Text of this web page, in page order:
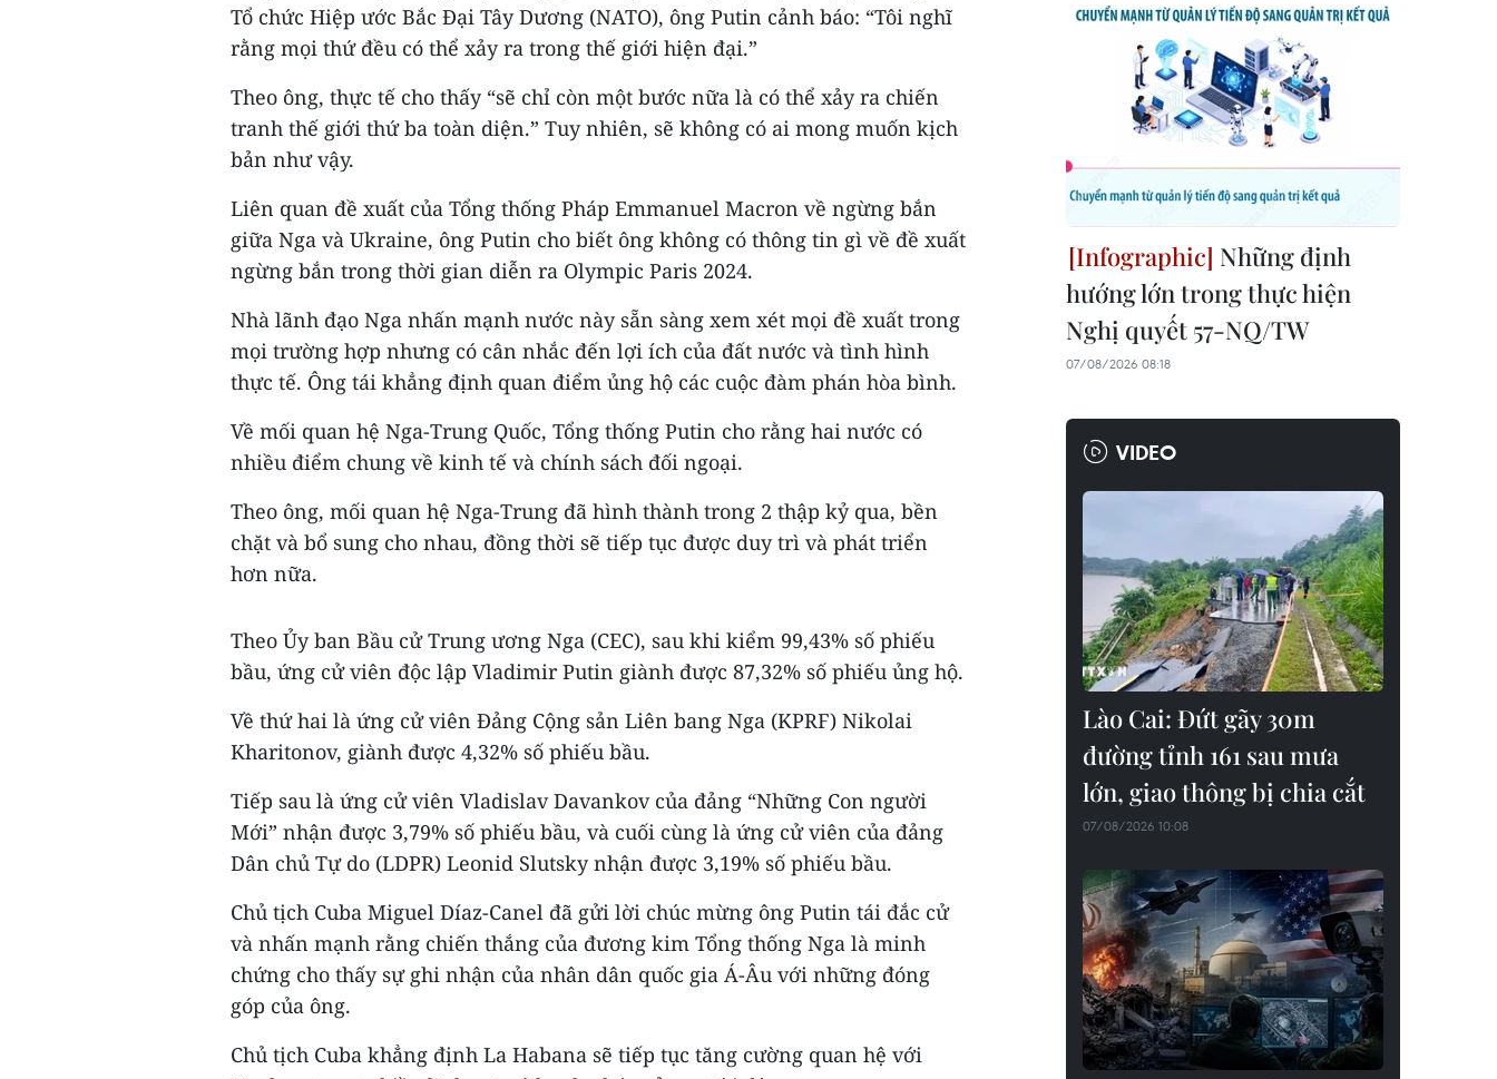
Tổ chức Hiệp ước Bắc Đại Tây Dương (NATO), ông Putin cảnh báo: “Tôi nghĩ
rằng mọi thứ đều có thể xảy ra trong thế giới hiện đại.”
Theo ông, thực tế cho thấy “sẽ chỉ còn một bước nữa là có thể xảy ra chiến
tranh thế giới thứ ba toàn diện.” Tuy nhiên, sẽ không có ai mong muốn kịch
bản như vậy.
Liên quan đề xuất của Tổng thống Pháp Emmanuel Macron về ngừng bắn
giữa Nga và Ukraine, ông Putin cho biết ông không có thông tin gì về đề xuất
ngừng bắn trong thời gian diễn ra Olympic Paris 2024.
Nhà lãnh đạo Nga nhấn mạnh nước này sẵn sàng xem xét mọi đề xuất trong
mọi trường hợp nhưng có cân nhắc đến lợi ích của đất nước và tình hình
thực tế. Ông tái khẳng định quan điểm ủng hộ các cuộc đàm phán hòa bình.
Về mối quan hệ Nga-Trung Quốc, Tổng thống Putin cho rằng hai nước có
nhiều điểm chung về kinh tế và chính sách đối ngoại.
Theo ông, mối quan hệ Nga-Trung đã hình thành trong 2 thập kỷ qua, bền
chặt và bổ sung cho nhau, đồng thời sẽ tiếp tục được duy trì và phát triển
hơn nữa.
Theo Ủy ban Bầu cử Trung ương Nga (CEC), sau khi kiểm 99,43% số phiếu
bầu, ứng cử viên độc lập Vladimir Putin giành được 87,32% số phiếu ủng hộ.
Về thứ hai là ứng cử viên Đảng Cộng sản Liên bang Nga (KPRF) Nikolai
Kharitonov, giành được 4,32% số phiếu bầu.
Tiếp sau là ứng cử viên Vladislav Davankov của đảng “Những Con người
Mới” nhận được 3,79% số phiếu bầu, và cuối cùng là ứng cử viên của đảng
Dân chủ Tự do (LDPR) Leonid Slutsky nhận được 3,19% số phiếu bầu.
Chủ tịch Cuba Miguel Díaz-Canel đã gửi lời chúc mừng ông Putin tái đắc cử
và nhấn mạnh rằng chiến thắng của đương kim Tổng thống Nga là minh
chứng cho thấy sự ghi nhận của nhân dân quốc gia Á-Âu với những đóng
góp của ông.
Chủ tịch Cuba khẳng định La Habana sẽ tiếp tục tăng cường quan hệ với
Những định
hướng lớn trong thực hiện
Nghị quyết 57-NQ/TW
07/08/2026 08:18
VIDEO
Lào Cai: Đứt gãy 30m
đường tỉnh 161 sau mưa
lớn, giao thông bị chia cắt
07/08/2026 10:08